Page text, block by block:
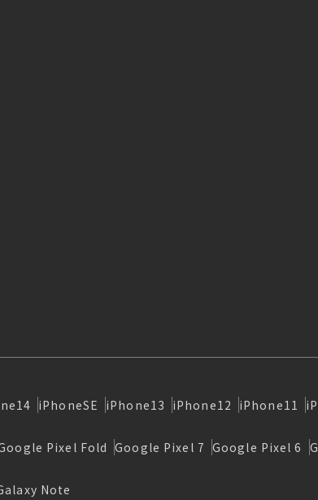
iPhoneSE iPhone13 iPhone12 iPhone11
Pixel Fold Google Pixel 7 Google Pixel 6
Note